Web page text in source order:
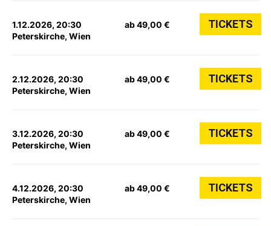
1.12.2026, 20:30
Peterskirche, Wien
ab 49,00 € TICKETS
2.12.2026, 20:30
Peterskirche, Wien
ab 49,00 € TICKETS
3.12.2026, 20:30
Peterskirche, Wien
ab 49,00 € TICKETS
4.12.2026, 20:30
Peterskirche, Wien
ab 49,00 € TICKETS